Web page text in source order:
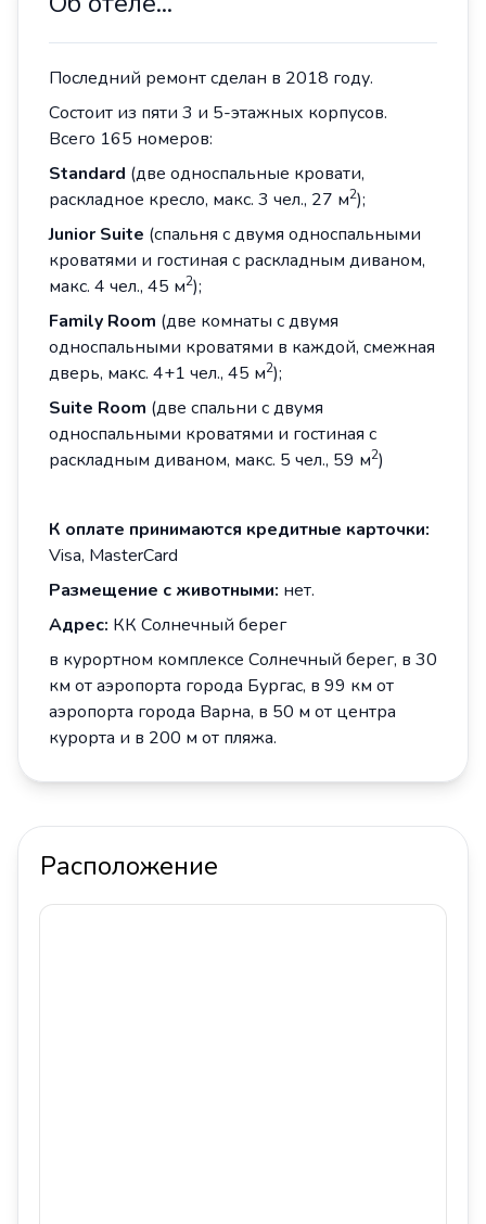
Последний ремонт сделан в 2018 году.
Состоит из пяти 3 и 5-этажных корпусов.
Всего 165 номеров:
Standard (две односпальные кровати,
раскладное кресло, макс. 3 чел., 27 м2);
Junior Suite (спальня с двумя односпальными
кроватями и гостиная с раскладным диваном,
макс. 4 чел., 45 м2);
Family Room (две комнаты с двумя
односпальными кроватями в каждой, смежная
дверь, макс. 4+1 чел., 45 м2);
Suite Room (две спальни с двумя
односпальными кроватями и гостиная с
раскладным диваном, макс. 5 чел., 59 м2)
К оплате принимаются кредитные карточки:
Visa, MasterCard
Размещение с животными: нет.
Адрес: КК Солнечный берег
в курортном комплексе Солнечный берег, в 30
км от аэропорта города Бургас, в 99 км от
аэропорта города Варна, в 50 м от центра
курорта и в 200 м от пляжа.
Расположение